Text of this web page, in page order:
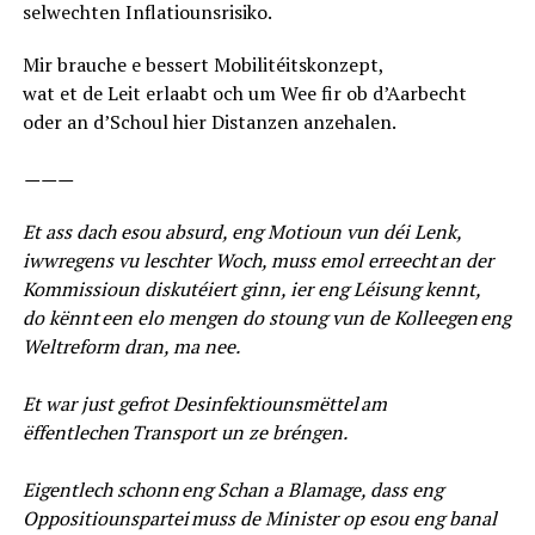
selwechten Inflatiounsrisiko.
Mir brauche e bessert Mobilitéitskonzept,
wat et de Leit erlaabt och um Wee fir ob d’Aarbecht
oder an d’Schoul hier Distanzen anzehalen.
———
Et ass dach esou absurd, eng Motioun vun déi Lenk,
iwwregens vu leschter Woch, muss emol erreecht an der
Kommissioun diskutéiert ginn, ier eng Léisung kennt,
do kënnt een elo mengen do stoung vun de Kolleegen eng
Weltreform dran, ma nee.
Et war just gefrot Desinfektiounsmëttel am
ëffentlechen Transport un ze bréngen.
Eigentlech schonn eng Schan a Blamage, dass eng
Oppositiounspartei muss de Minister op esou eng banal